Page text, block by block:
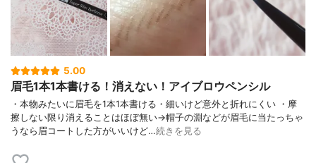
5.00
眉毛1本1本書ける！消えない！アイブロウペンシル
・本物みたいに眉毛を1本1本書ける・細いけど意外と折れにくい ・摩
擦しない限り消えることはほぼ無い→帽子の淵などが眉毛に当たっちゃ
うなら眉コートした方がいいけど…続きを見る